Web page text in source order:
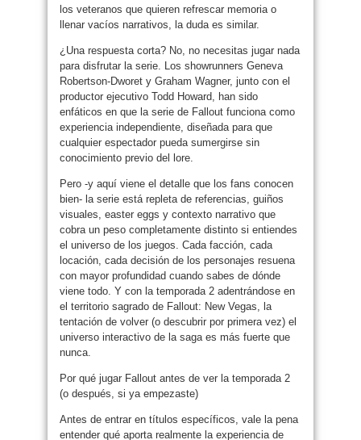
los veteranos que quieren refrescar memoria o
llenar vacíos narrativos, la duda es similar.
¿Una respuesta corta? No, no necesitas jugar nada
para disfrutar la serie. Los showrunners Geneva
Robertson-Dworet y Graham Wagner, junto con el
productor ejecutivo Todd Howard, han sido
enfáticos en que la serie de Fallout funciona como
experiencia independiente, diseñada para que
cualquier espectador pueda sumergirse sin
conocimiento previo del lore.
Pero -y aquí viene el detalle que los fans conocen
bien- la serie está repleta de referencias, guiños
visuales, easter eggs y contexto narrativo que
cobra un peso completamente distinto si entiendes
el universo de los juegos. Cada facción, cada
locación, cada decisión de los personajes resuena
con mayor profundidad cuando sabes de dónde
viene todo. Y con la temporada 2 adentrándose en
el territorio sagrado de Fallout: New Vegas, la
tentación de volver (o descubrir por primera vez) el
universo interactivo de la saga es más fuerte que
nunca.
Por qué jugar Fallout antes de ver la temporada 2
(o después, si ya empezaste)
Antes de entrar en títulos específicos, vale la pena
entender qué aporta realmente la experiencia de